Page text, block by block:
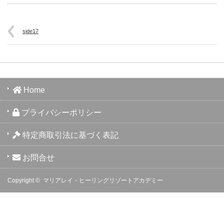
side17
Home
プライバシーポリシー
特定商取引法に基づく表記
お問合せ
Copyright © マリアレイ・ヒーリングリゾートアカデミー